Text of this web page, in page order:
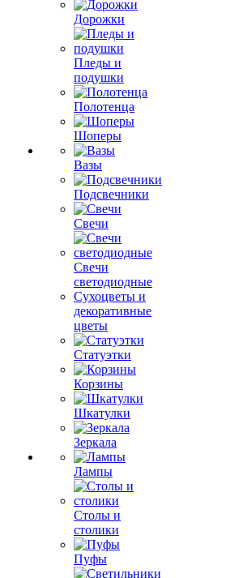
Дорожки
Пледы и
подушки
Полотенца
Шоперы
Вазы
Подсвечники
Свечи
Свечи
светодиодные
Сухоцветы и
декоративные
цветы
Статуэтки
Корзины
Шкатулки
Зеркала
Лампы
Столы и
столики
Пуфы